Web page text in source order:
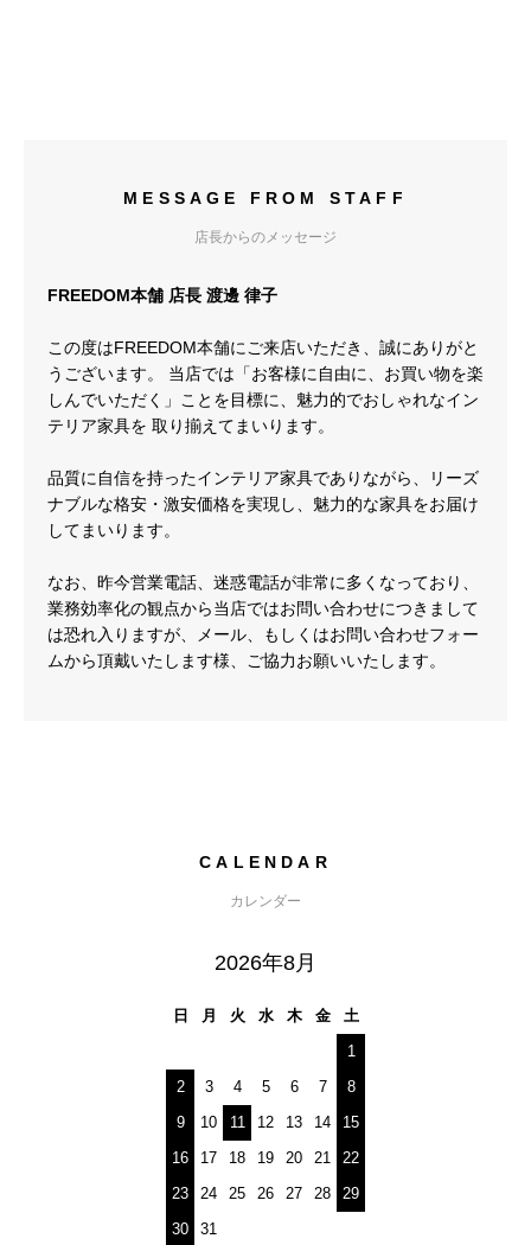
MESSAGE FROM STAFF
店長からのメッセージ
FREEDOM本舗 店長 渡邊 律子
この度はFREEDOM本舗にご来店いただき、誠にありがと
うございます。 当店では「お客様に自由に、お買い物を楽
しんでいただく」ことを目標に、魅力的でおしゃれなイン
テリア家具を 取り揃えてまいります。
品質に自信を持ったインテリア家具でありながら、リーズ
ナブルな格安・激安価格を実現し、魅力的な家具をお届け
してまいります。
なお、昨今営業電話、迷惑電話が非常に多くなっており、
業務効率化の観点から当店ではお問い合わせにつきまして
は恐れ入りますが、メール、もしくはお問い合わせフォー
ムから頂戴いたします様、ご協力お願いいたします。
CALENDAR
カレンダー
2026年8月
日 月 火 水 木 金
土
1
2
3 4 5 6 7
8
9
10 11 12 13 14
15
16
17 18 19 20 21
22
23
24 25 26 27 28
29
30
31